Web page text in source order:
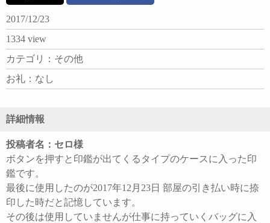
2017/12/23
1334 view
カテゴリ：その他
お礼：なし
詳細情報
投稿者名：セロ様
ボタンを押すと印鑑が出てくるタイプのケースに入った印
鑑です。
最後に使用したのが2017年12月23日 部屋の引き払い時に捺
印した時だと記憶しています。
その後は使用していませんが仕事に持っていくバッグに入